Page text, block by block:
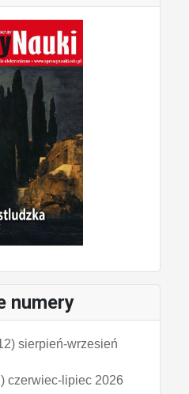
numery
sierpień-wrzesień
czerwiec-lipiec 2026